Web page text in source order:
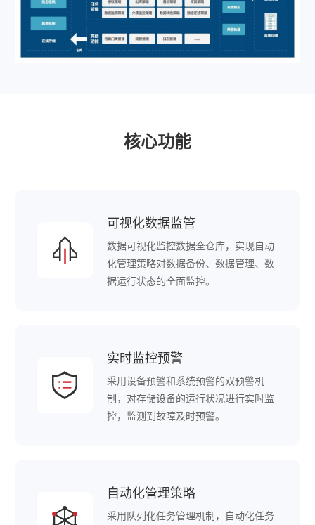
核心功能
可视化数据监管
数据可视化监控数据全仓库，实现自动
化管理策略对数据备份、数据管理、数
据运行状态的全面监控。
实时监控预警
采用设备预警和系统预警的双预警机
制，对存储设备的运行状况进行实时监
控，监测到故障及时预警。
自动化管理策略
采用队列化任务管理机制，自动化任务